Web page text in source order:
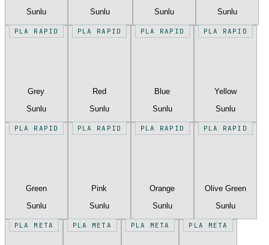
Sunlu
Sunlu
Sunlu
Sunlu
PLA RAPID
Grey
Sunlu
PLA RAPID
Red
Sunlu
PLA RAPID
Blue
Sunlu
PLA RAPID
Yellow
Sunlu
PLA RAPID
Green
Sunlu
PLA RAPID
Pink
Sunlu
PLA RAPID
Orange
Sunlu
PLA RAPID
Olive Green
Sunlu
PLA META PLA META PLA META PLA META